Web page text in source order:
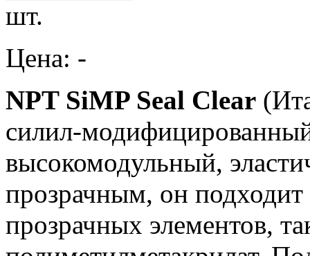
шт.
Цена: -
NPT SiMP Seal Clear
силил-
высокомодульный,
прозрачным, он
прозрачных элементов,